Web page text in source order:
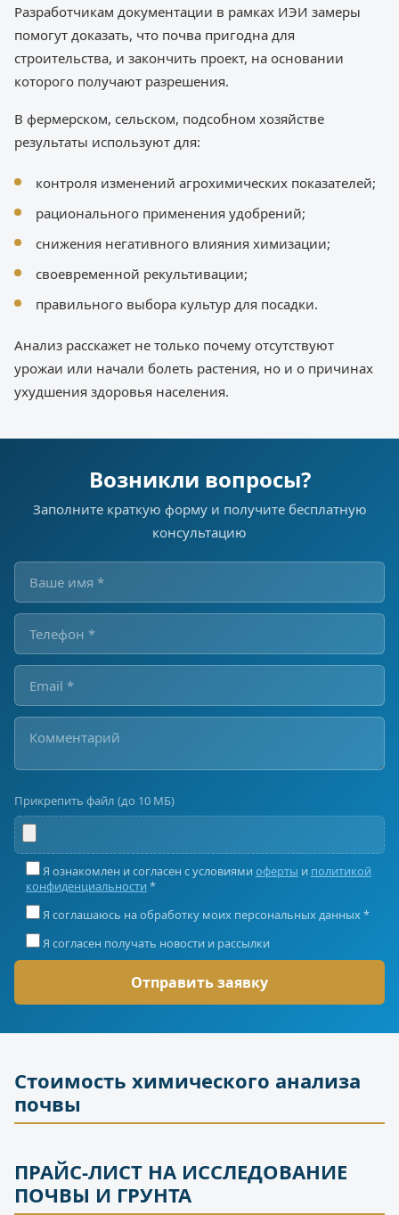
Разработчикам документации в рамках ИЭИ замеры
помогут доказать, что почва пригодна для
строительства, и закончить проект, на основании
которого получают разрешения.
В фермерском, сельском, подсобном хозяйстве
результаты используют для:
контроля изменений агрохимических показателей;
рационального применения удобрений;
снижения негативного влияния химизации;
своевременной рекультивации;
правильного выбора культур для посадки.
Анализ расскажет не только почему отсутствуют
урожаи или начали болеть растения, но и о причинах
ухудшения здоровья населения.
Возникли вопросы?
Заполните краткую форму и получите бесплатную
консультацию
Прикрепить файл (до 10 МБ)
Я ознакомлен и согласен с условиями оферты и политикой
конфиденциальности *
Я соглашаюсь на обработку моих персональных данных *
Я согласен получать новости и рассылки
Стоимость химического анализа
почвы
ПРАЙС-ЛИСТ НА ИССЛЕДОВАНИЕ
ПОЧВЫ И ГРУНТА